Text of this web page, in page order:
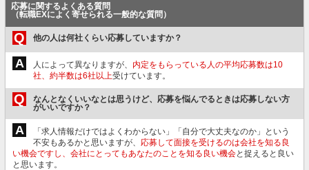
応募に関するよくある質問
（転職EXによく寄せられる一般的な質問）
Q 他の人は何社くらい応募していますか？
A 人によって異なりますが、 内定をもらっている人の平均応募数は10
社、約半数は6社以上受けています。
Q
なんとなくいいなとは思うけど、応募を悩んでるときは応募しない方
がいいですか？
A
「求人情報だけではよくわからない」「自分で大丈夫なのか」という
不安もあるかと思いますが、 応募して面接を受けるのは会社を知る良
い機会ですし、会社にとってもあなたのことを知る良い機会と捉えると良い
と思います。